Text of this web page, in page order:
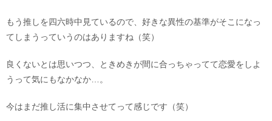
もう推しを四六時中見ているので、好きな異性の基準がそこになっ
てしまうっていうのはありますね（笑）
良くないとは思いつつ、ときめきが間に合っちゃってて恋愛をしよ
うって気にもなかなか…。
今はまだ推し活に集中させてって感じです（笑）